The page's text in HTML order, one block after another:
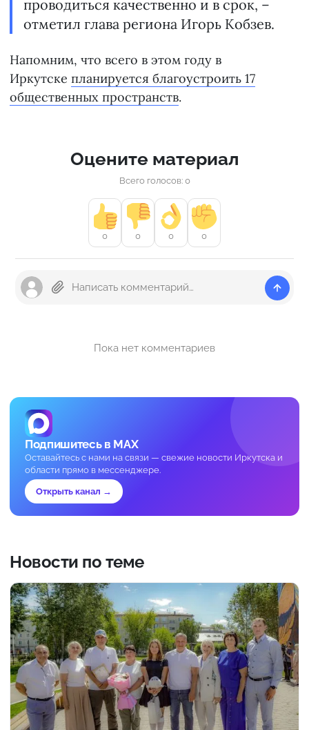
проводиться качественно и в срок, –
отметил глава региона Игорь Кобзев.
Напомним, что всего в этом году в
Иркутске планируется благоустроить 17
общественных пространств.
Оцените материал
Всего голосов: 0
0 0 0 0
Пока нет комментариев
Подпишитесь в MAX
Оставайтесь с нами на связи — свежие новости Иркутска и
области прямо в мессенджере.
Открыть канал →
Новости по теме